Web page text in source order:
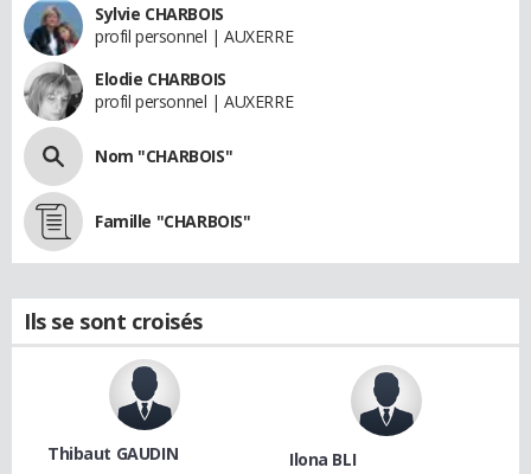
Sylvie CHARBOIS
profil personnel | AUXERRE
Elodie CHARBOIS
profil personnel | AUXERRE
Nom "CHARBOIS"
Famille "CHARBOIS"
Ils se sont croisés
Thibaut GAUDIN Ilona BLI